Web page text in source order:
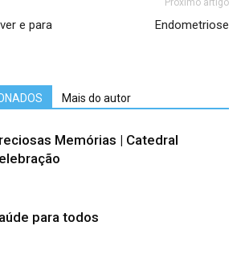
e para
Endometriose
Mais do autor
Memórias | Catedral
para todos